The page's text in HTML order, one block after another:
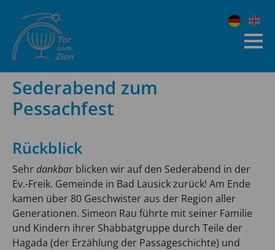
Sederabend zum
Pessachfest
Rückblick
Sehrdankbar blicken wir auf den Sederabend in der
Ev.-Freik. Gemeinde in Bad Lausick zurück! Am Ende
kamen über 80 Geschwister aus der Region aller
Generationen. Simeon Rau führte mit seiner Familie
und Kindern ihrer Shabbatgruppe durch Teile der
Hagada (der Erzählung der Passageschichte) und